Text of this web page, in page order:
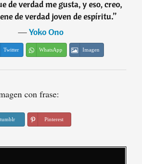
de verdad me gusta, y eso, creo,
de verdad joven de espíritu.”
―Yoko Ono
Twitter WhatsApp Imagen
con frase:
tumblr Pinterest